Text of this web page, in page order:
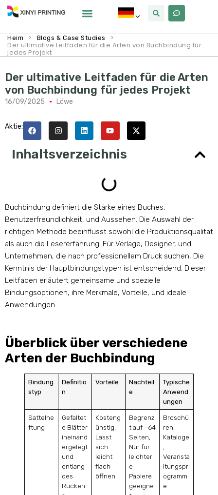
Heim > Blogs & Case Studies >
Der ultimative Leitfaden für die Arten von Buchbindung für
jedes Projekt
Der ultimative Leitfaden für die Arten
von Buchbindung für jedes Projekt
16/09/2025 Löwe
Aktie:
Inhaltsverzeichnis
Buchbindung definiert die Stärke eines Buches,
Benutzerfreundlichkeit, und Aussehen. Die Auswahl der
richtigen Methode beeinflusst sowohl die Produktionsqualität
als auch die Lesererfahrung. Für Verlage, Designer, und
Unternehmen, die nach professionellem Druck suchen, Die
Kenntnis der Hauptbindungstypen ist entscheidend. Dieser
Leitfaden erläutert gemeinsame und spezielle
Bindungsoptionen, ihre Merkmale, Vorteile, und ideale
Anwendungen.
Überblick über verschiedene
Arten der Buchbindung
Bindung
styp
Definitio
n
Vorteile
Nachteil
e
Typische
Anwend
ungen
Sattelhe
ftung
Gefaltet
e Blätter
ineinand
ergelegt
und
entlang
des
Rücken
Kosteng
ünstig,
Lässt
sich
leicht
flach
öffnen
Begrenz
t auf ~64
Seiten,
Nur für
leichter
e
Papiere
geeigne
Broschü
ren,
Kataloge
,
Veransta
ltungspr
ogramm
e